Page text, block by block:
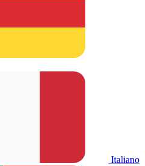
Italiano